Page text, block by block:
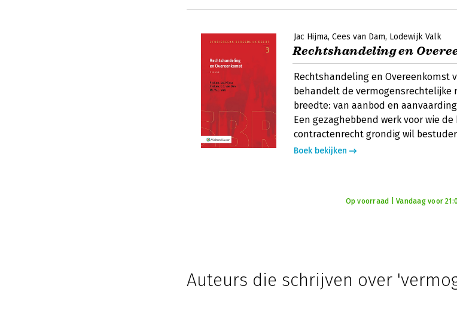
Jac Hijma Cees van Dam Lodewijk Valk
Rechtshandeling en
Rechtshandeling en Overeenkomst
behandelt de vermogensrechtelijke
breedte: van aanbod en
Een gezaghebbend werk voor wie
contractenrecht grondig wil
Boek bekijken
Op voorraad | Vandaag voor
Auteurs die schrijven over